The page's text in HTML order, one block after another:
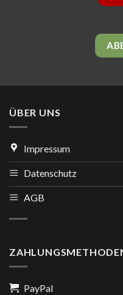
ÜBER UNS
Impressum
Datenschutz
AGB
PayPal